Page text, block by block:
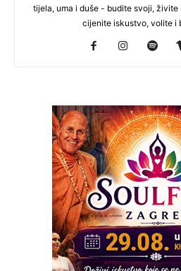
tijela, uma i duše - budite svoji,
cijenite iskustvo, volite i